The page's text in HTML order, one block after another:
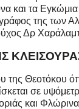
και τα
της των
Δρ
της Θεοτόκου
σε
και